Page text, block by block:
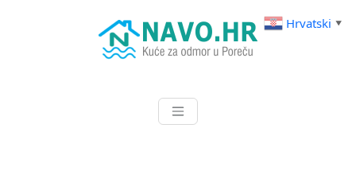
NAVO.HR
Hrvatski ▼